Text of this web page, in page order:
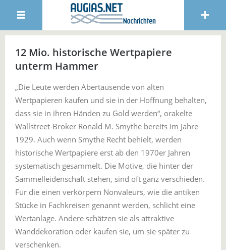
12 Mio. historische Wertpapiere
unterm Hammer
„Die Leute werden Abertausende von alten
Wertpapieren kaufen und sie in der Hoffnung behalten,
dass sie in ihren Händen zu Gold werden“, orakelte
Wallstreet-Broker Ronald M. Smythe bereits im Jahre
1929. Auch wenn Smythe Recht behielt, werden
historische Wertpapiere erst ab den 1970er Jahren
systematisch gesammelt. Die Motive, die hinter der
Sammelleidenschaft stehen, sind oft ganz verschieden.
Für die einen verkörpern Nonvaleurs, wie die antiken
Stücke in Fachkreisen genannt werden, schlicht eine
Wertanlage. Andere schätzen sie als attraktive
Wanddekoration oder kaufen sie, um sie später zu
verschenken.